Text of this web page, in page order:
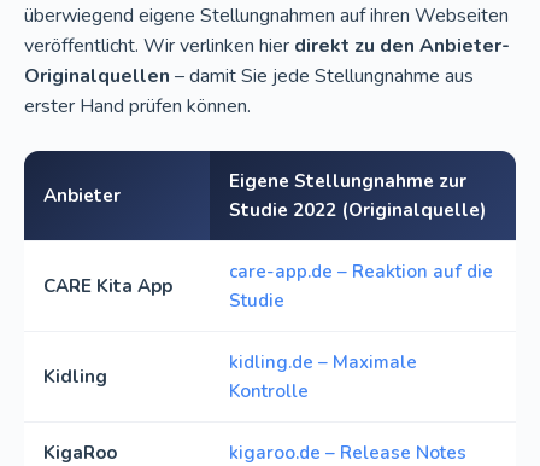
überwiegend eigene Stellungnahmen auf ihren Webseiten
veröffentlicht. Wir verlinken hier direkt zu den Anbieter-
Originalquellen – damit Sie jede Stellungnahme aus
erster Hand prüfen können.
Anbieter
Eigene Stellungnahme zur
Studie 2022 (Originalquelle)
CARE Kita App
care-app.de – Reaktion auf die
Studie
Kidling
kidling.de – Maximale
Kontrolle
KigaRoo kigaroo.de – Release Notes